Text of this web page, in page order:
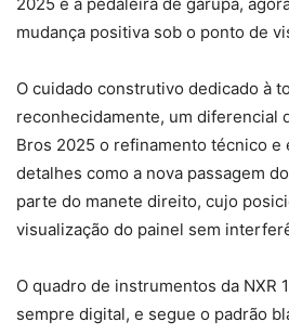
mudança positiva sob o ponto de
O cuidado construtivo dedicado à
reconhecidamente, um diferencial
Bros 2025 o refinamento técnico
detalhes como a nova passagem
parte do manete direito, cujo
visualização do painel sem
O quadro de instrumentos da NXR
sempre digital, e segue o padrão